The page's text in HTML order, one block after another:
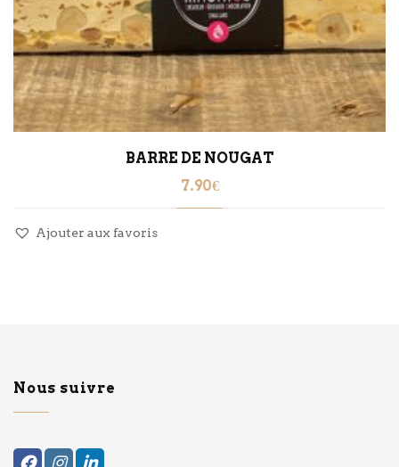
BARRE DE NOUGAT
7.90€
Ajouter aux favoris
Nous suivre